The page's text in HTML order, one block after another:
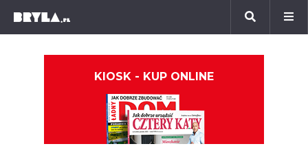
KIOSK - KUP ONLINE